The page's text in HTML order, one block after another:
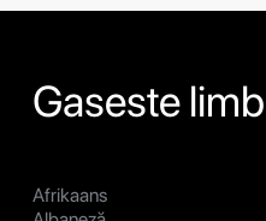
Gaseste
Afrikaans